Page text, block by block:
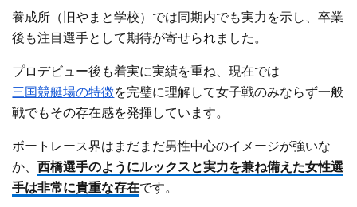
養成所（旧やまと学校）では同期内でも実力を示し、卒業
後も注目選手として期待が寄せられました。
プロデビュー後も着実に実績を重ね、現在では
三国競艇場の特徴を完璧に理解して女子戦のみならず一般
戦でもその存在感を発揮しています。
ボートレース界はまだまだ男性中心のイメージが強いな
か、西橋選手のようにルックスと実力を兼ね備えた女性選
手は非常に貴重な存在です。